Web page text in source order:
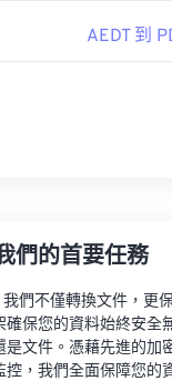
AEDT 到
們的首要任務
們不僅轉換文件，更
確保您的資料始終安全
是文件。憑藉先進的加
，我們全面保障您的